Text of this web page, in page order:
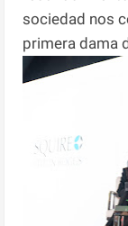
sociedad nos
primera dama